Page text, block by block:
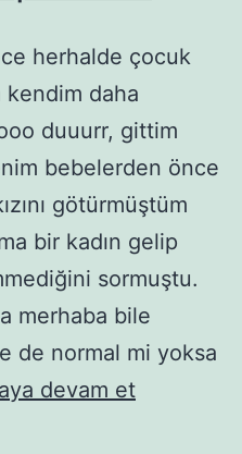
herhalde çocuk
kendim daha
duuurr, gittim
bebelerden önce
götürmüştüm
bir kadın gelip
sormuştu.
merhaba bile
de normal mi yoksa
devam etKadın